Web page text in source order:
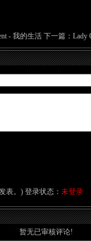
- 我的生活下一篇： Lady
表。) 登录状态： 未登录
暂无已审核评论!